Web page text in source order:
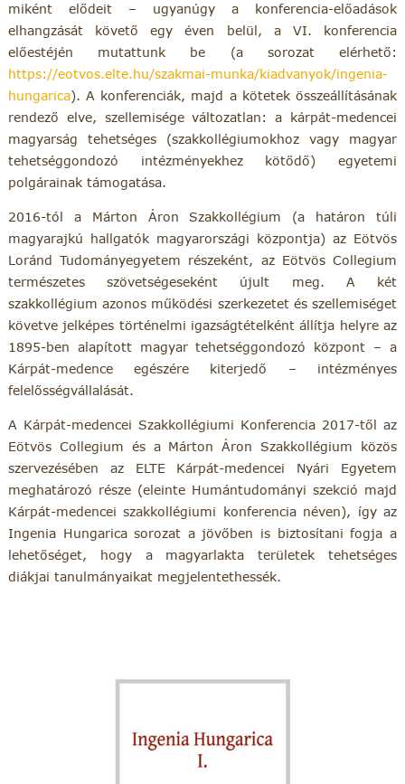
miként elődeit – ugyanúgy a konferencia-előadások
elhangzását követő egy éven belül, a VI. konferencia
előestéjén mutattunk be (a sorozat elérhető:
https://eotvos.elte.hu/szakmai-munka/kiadvanyok/ingenia-
hungarica). A konferenciák, majd a kötetek összeállításának
rendező elve, szellemisége változatlan: a kárpát-medencei
magyarság tehetséges (szakkollégiumokhoz vagy magyar
tehetséggondozó intézményekhez kötődő) egyetemi
polgárainak támogatása.
2016-tól a Márton Áron Szakkollégium (a határon túli
magyarajkú hallgatók magyarországi központja) az Eötvös
Loránd Tudományegyetem részeként, az Eötvös Collegium
természetes szövetségeseként újult meg. A két
szakkollégium azonos működési szerkezetet és szellemiséget
követve jelképes történelmi igazságtételként állítja helyre az
1895-ben alapított magyar tehetséggondozó központ – a
Kárpát-medence egészére kiterjedő – intézményes
felelősségvállalását.
A Kárpát-medencei Szakkollégiumi Konferencia 2017-től az
Eötvös Collegium és a Márton Áron Szakkollégium közös
szervezésében az ELTE Kárpát-medencei Nyári Egyetem
meghatározó része (eleinte Humántudományi szekció majd
Kárpát-medencei szakkollégiumi konferencia néven), így az
Ingenia Hungarica sorozat a jövőben is biztosítani fogja a
lehetőséget, hogy a magyarlakta területek tehetséges
diákjai tanulmányaikat megjelentethessék.